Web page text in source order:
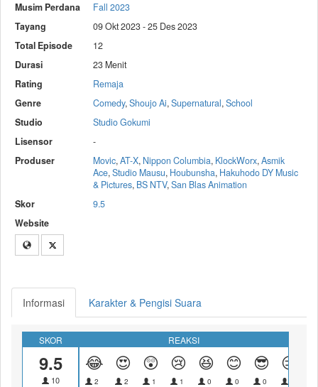
Musim Perdana
Fall 2023
Tayang
09 Okt 2023 - 25 Des 2023
Total Episode
12
Durasi
23 Menit
Rating
Remaja
Genre
Comedy,Shoujo Ai,Supernatural,School
Studio
Studio Gokumi
Lisensor
-
Produser
Movic,AT-X, Nippon Columbia, KlockWorx,Asmik
Ace,Studio Mausu, Houbunsha, Hakuhodo DY Music
& Pictures, BS NTV,San Blas Animation
Skor
9.5
Website
Informasi Karakter & Pengisi Suara
SKOR
9.5
10
REAKSI
😂
2
😍
2
😲
1
😢
1
😆
0
😊
0
😎
0
😑